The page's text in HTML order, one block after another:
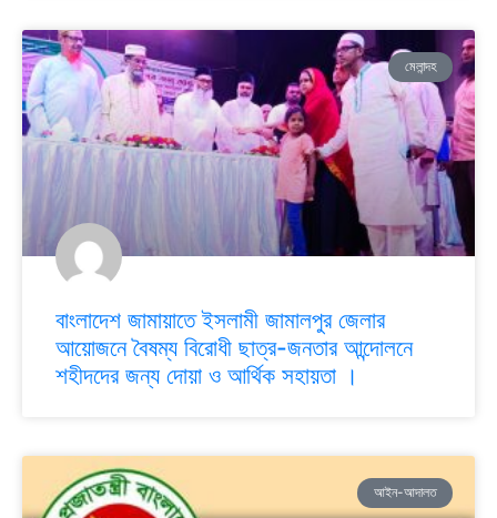
মেলান্দহ
বাংলাদেশ জামায়াতে ইসলামী জামালপুর জেলার
আয়োজনে বৈষম্য বিরোধী ছাত্র-জনতার আন্দোলনে
শহীদদের জন্য দোয়া ও আর্থিক সহায়তা ।
আইন-আদালত